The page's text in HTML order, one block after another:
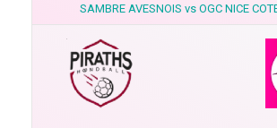
SAMBRE AVESNOIS vs OGC NICE